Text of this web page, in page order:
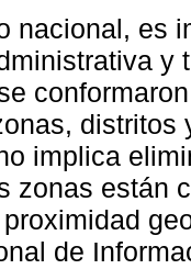
nacional, es
y
implica
zonas están
de